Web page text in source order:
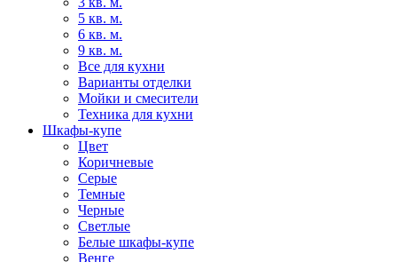
5 кв. м.
6 кв. м.
9 кв. м.
Все для кухни
Варианты отделки
Мойки и смесители
Техника для кухни
Шкафы-купе
Цвет
Коричневые
Серые
Темные
Черные
Светлые
Белые шкафы-купе
Венге